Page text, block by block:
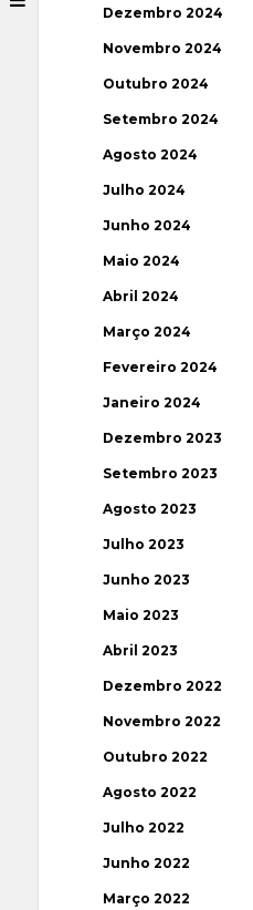
Dezembro 2024
Novembro 2024
Outubro 2024
Setembro 2024
Agosto 2024
Julho 2024
Junho 2024
Maio 2024
Abril 2024
Março 2024
Fevereiro 2024
Janeiro 2024
Dezembro 2023
Setembro 2023
Agosto 2023
Julho 2023
Junho 2023
Maio 2023
Abril 2023
Dezembro 2022
Novembro 2022
Outubro 2022
Agosto 2022
Julho 2022
Junho 2022
Março 2022